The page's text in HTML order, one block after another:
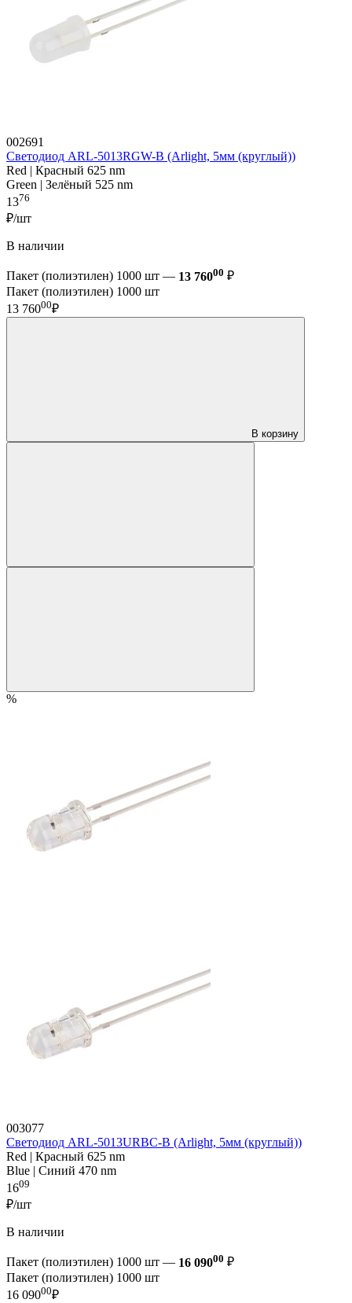
002691
Светодиод ARL-5013RGW-B (Arlight, 5мм (круглый))
Red | Красный 625 nm
Green | Зелёный 525 nm
1376
₽/шт
В наличии
Пакет (полиэтилен) 1000 шт — 13 76000 ₽
Пакет (полиэтилен) 1000 шт
13 76000₽
В корзину
%
003077
Светодиод ARL-5013URBC-B (Arlight, 5мм (круглый))
Red | Красный 625 nm
Blue | Синий 470 nm
1609
₽/шт
В наличии
Пакет (полиэтилен) 1000 шт — 16 09000 ₽
Пакет (полиэтилен) 1000 шт
16 09000₽